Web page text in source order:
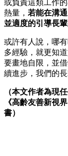
或負責這類工作
熱量， 若能在溝
並適度的引導長
或許有人說，哪
多經驗，就更知
要畫地自限，並
續進步，我們的長
（本文作者為現
《高齡友善新視
書）